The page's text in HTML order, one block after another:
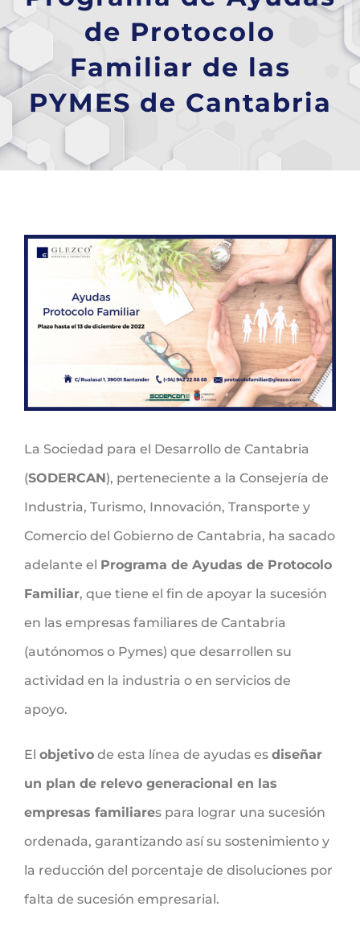
de Protocolo
Familiar de las
PYMES de Cantabria
Ver
más
La Sociedad para el Desarrollo de Cantabria
(SODERCAN), perteneciente a la Consejería de
Industria, Turismo, Innovación, Transporte y
Comercio del Gobierno de Cantabria, ha sacado
adelante el Programa de Ayudas de Protocolo
Familiar, que tiene el fin de apoyar la sucesión
en las empresas familiares de Cantabria
(autónomos o Pymes) que desarrollen su
actividad en la industria o en servicios de
apoyo.
El objetivo de esta línea de ayudas es diseñar
un plan de relevo generacional en las
empresas familiares para lograr una sucesión
ordenada, garantizando así su sostenimiento y
la reducción del porcentaje de disoluciones por
falta de sucesión empresarial.